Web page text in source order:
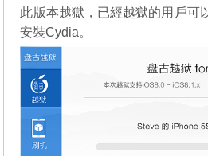
此版本越獄，已經越獄的用​​戶可
安裝Cydia。